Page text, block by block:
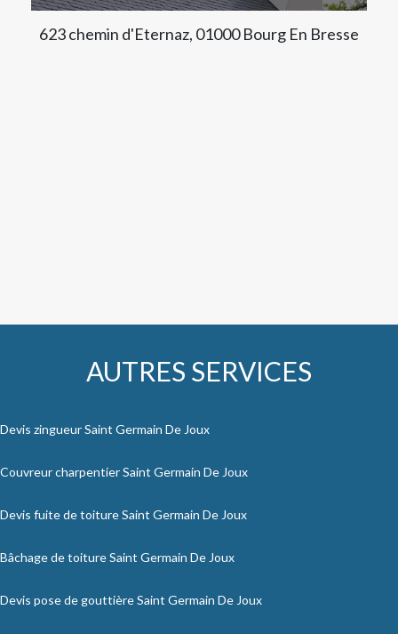
623 chemin d'Eternaz, 01000 Bourg En Bresse
AUTRES SERVICES
Devis zingueur Saint Germain De Joux
Couvreur charpentier Saint Germain De Joux
Devis fuite de toiture Saint Germain De Joux
Bâchage de toiture Saint Germain De Joux
Devis pose de gouttière Saint Germain De Joux